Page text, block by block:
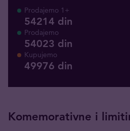
Prodajemo 1+
54214 din
Prodajemo
54023 din
Kupujemo
49976 din
Komemorativne i